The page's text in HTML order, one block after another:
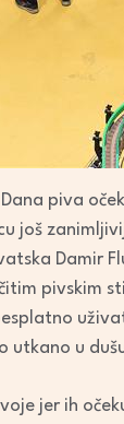
piva
još
Damir
pivskim
u
jer ih